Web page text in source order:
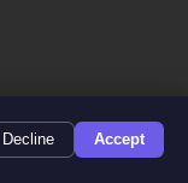
Google
Decline Accept